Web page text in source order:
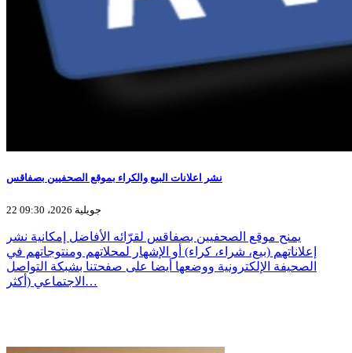
نشر اعلانات البيع والكراء بموقع الصحفيين بصفاقس
22 جويلية 2026، 09:30
يمنح موقع الصحفيين بصفاقس لقرّائه الأفاضل إمكانية نشر
إعلاناتهم (بيع، شراء، كراء) أو الإشهار لمحلاتهم ومنتوجاتهم في
الصحيفة الإلكترونية ووضعها أيضا على صفحتنا بشبكة التواصل
الاجتماعي (أكثر…